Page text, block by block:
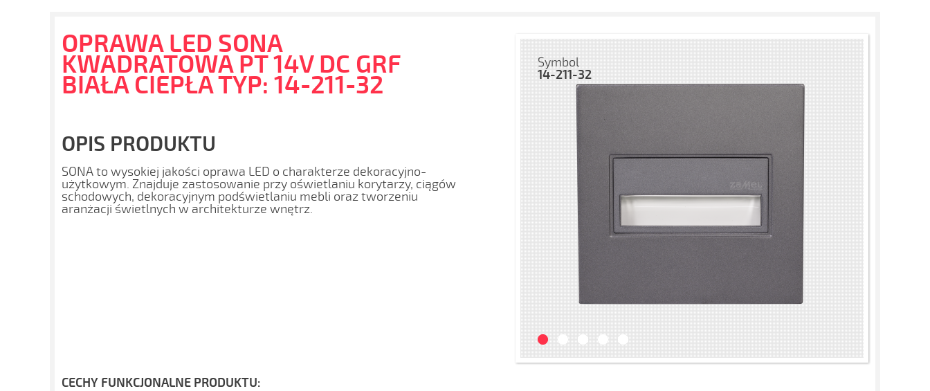
OPRAWA LED SONA
KWADRATOWA PT 14V DC GRF
BIAŁA CIEPŁA TYP: 14-211-32
OPIS PRODUKTU
SONA to wysokiej jakości oprawa LED o charakterze dekoracyjno-
użytkowym. Znajduje zastosowanie przy oświetlaniu korytarzy, ciągów
schodowych, dekoracyjnym podświetlaniu mebli oraz tworzeniu
aranżacji świetlnych w architekturze wnętrz.
Symbol
14-211-32
CECHY FUNKCJONALNE PRODUKTU: